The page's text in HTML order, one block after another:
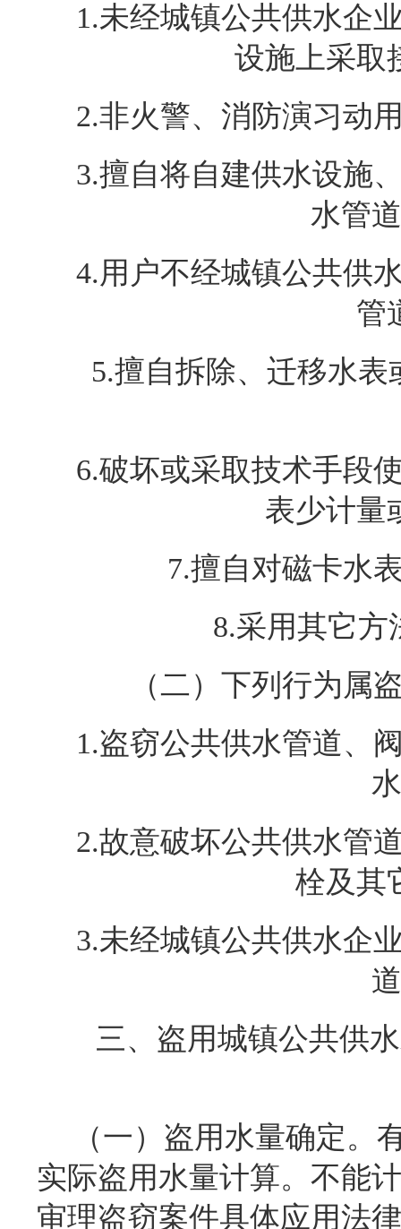
1.未经城镇公共供水企
设施上采取
2.非火警、消防演习动
3.擅自将自建供水设施
水管
4.用户不经城镇公共供
管
5.擅自拆除、迁移水
6.破坏或采取技术手段
表少计量
7.擅自对磁卡水
8.采用其它方
（二）下列行为属
1.盗窃公共供水管道、
2.故意破坏公共供水管
栓及其
3.未经城镇公共供水企
三、盗用城镇公共供
（一）盗用水量确定。
实际盗用水量计算。不能
审理盗窃案件具体应用法